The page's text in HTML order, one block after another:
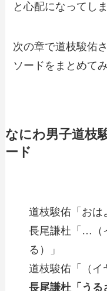
と心配になってし
次の章で道枝駿佑
ソードをまとめて
なにわ男子道枝
ード
道枝駿佑「おは
長尾謙杜「…（
る）」
道枝駿佑「（イ
長尾謙杜「うる